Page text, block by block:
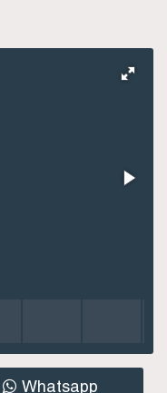
Whatsapp